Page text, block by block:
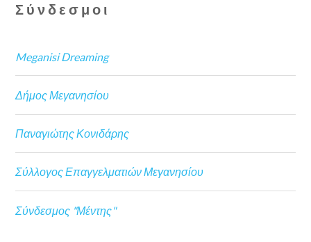
Σύνδεσμοι
Meganisi Dreaming
Δήμος Μεγανησίου
Παναγιώτης Κονιδάρης
Σύλλογος Επαγγελματιών Μεγανησίου
Σύνδεσμος "Μέντης"